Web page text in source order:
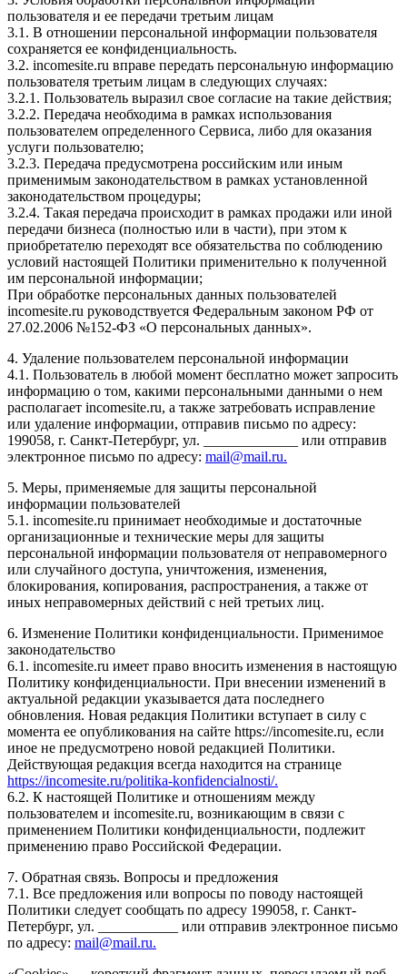
пользователя и ее передачи третьим лицам
3.1. В отношении персональной информации пользователя
сохраняется ее конфиденциальность.
3.2. incomesite.ru вправе передать персональную информацию
пользователя третьим лицам в следующих случаях:
3.2.1. Пользователь выразил свое согласие на такие действия;
3.2.2. Передача необходима в рамках использования
пользователем определенного Сервиса, либо для оказания
услуги пользователю;
3.2.3. Передача предусмотрена российским или иным
применимым законодательством в рамках установленной
законодательством процедуры;
3.2.4. Такая передача происходит в рамках продажи или иной
передачи бизнеса (полностью или в части), при этом к
приобретателю переходят все обязательства по соблюдению
условий настоящей Политики применительно к полученной
им персональной информации;
При обработке персональных данных пользователей
incomesite.ru руководствуется Федеральным законом РФ от
27.02.2006 №152-ФЗ «О персональных данных».
4. Удаление пользователем персональной информации
4.1. Пользователь в любой момент бесплатно может запросить
информацию о том, какими персональными данными о нем
располагает incomesite.ru, а также затребовать исправление
или удаление информации, отправив письмо по адресу:
199058, г. Санкт-Петербург, ул. _____________ или отправив
электронное письмо по адресу: mail@mail.ru.
5. Меры, применяемые для защиты персональной
информации пользователей
5.1. incomesite.ru принимает необходимые и достаточные
организационные и технические меры для защиты
персональной информации пользователя от неправомерного
или случайного доступа, уничтожения, изменения,
блокирования, копирования, распространения, а также от
иных неправомерных действий с ней третьих лиц.
6. Изменение Политики конфиденциальности. Применимое
законодательство
6.1. incomesite.ru имеет право вносить изменения в настоящую
Политику конфиденциальности. При внесении изменений в
актуальной редакции указывается дата последнего
обновления. Новая редакция Политики вступает в силу с
момента ее опубликования на сайте https://incomesite.ru, если
иное не предусмотрено новой редакцией Политики.
Действующая редакция всегда находится на странице
https://incomesite.ru/politika-konfidencialnosti/.
6.2. К настоящей Политике и отношениям между
пользователем и incomesite.ru, возникающим в связи с
применением Политики конфиденциальности, подлежит
применению право Российской Федерации.
7. Обратная связь. Вопросы и предложения
7.1. Все предложения или вопросы по поводу настоящей
Политики следует сообщать по адресу 199058, г. Санкт-
Петербург, ул. ___________ или отправив электронное письмо
по адресу: mail@mail.ru.